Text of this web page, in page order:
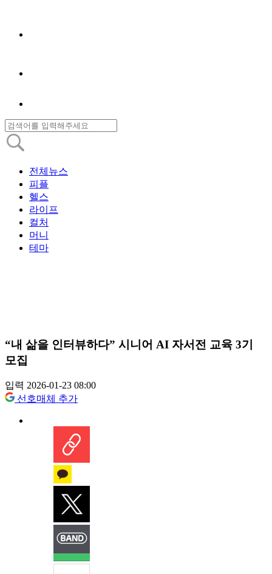
전체뉴스
피플
헬스
라이프
컬처
머니
테마
“내 삶을 인터뷰하다” 시니어 AI 자서전 교육 3기
모집
입력 2026-01-23 08:00
선호매체 추가